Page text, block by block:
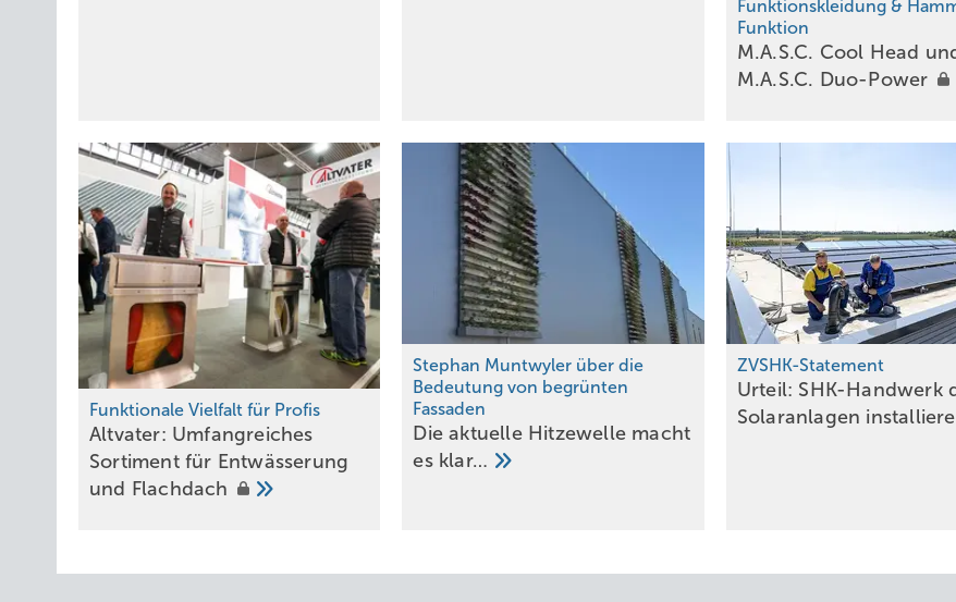
Funktionskleidung &
Funktion
M.A.S.C. Cool Head
M.A.S.C. Duo-Power
Funktionale Vielfalt für Profis
Altvater: Umfangreiches
Sortiment für Entwässerung
und Flachdach
Stephan Muntwyler über die
Bedeutung von begrünten
Fassaden
Die aktuelle Hitzewelle macht
es klar…
ZVSHK-Statement
Urteil: SHK-Handwerk
Solar­an­lagen